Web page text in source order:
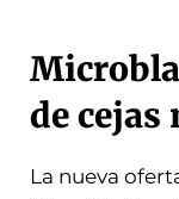
de cejas
La nueva